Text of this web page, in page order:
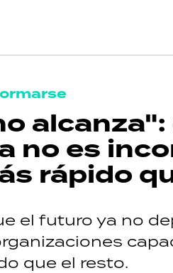
no es
rápido
el futuro ya no
que el resto.